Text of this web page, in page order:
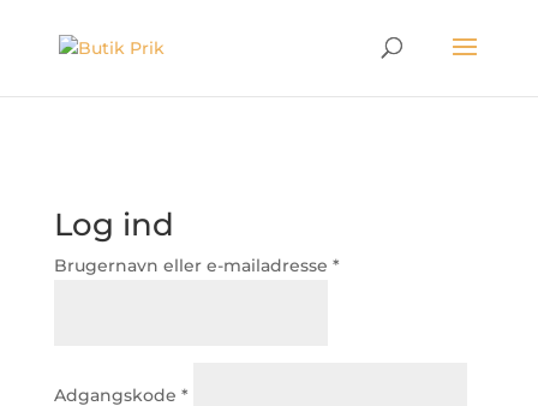
Log ind
Brugernavn eller e-mailadresse *Påkrævet
Adgangskode *